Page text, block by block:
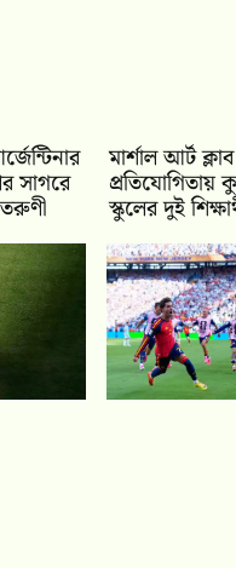
সাগরে
মার্শাল আর্ট
প্রতিযোগিতায়
স্কুলের দুই